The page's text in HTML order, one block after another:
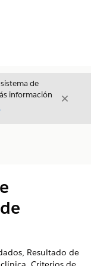
de
información
Cerrar
Resultado de